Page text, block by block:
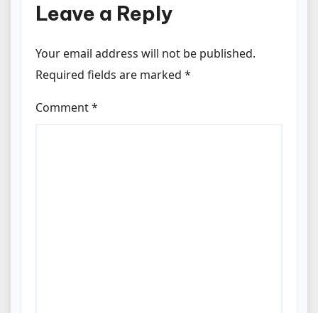
Leave a Reply
Your email address will not be published.
Required fields are marked *
Comment*